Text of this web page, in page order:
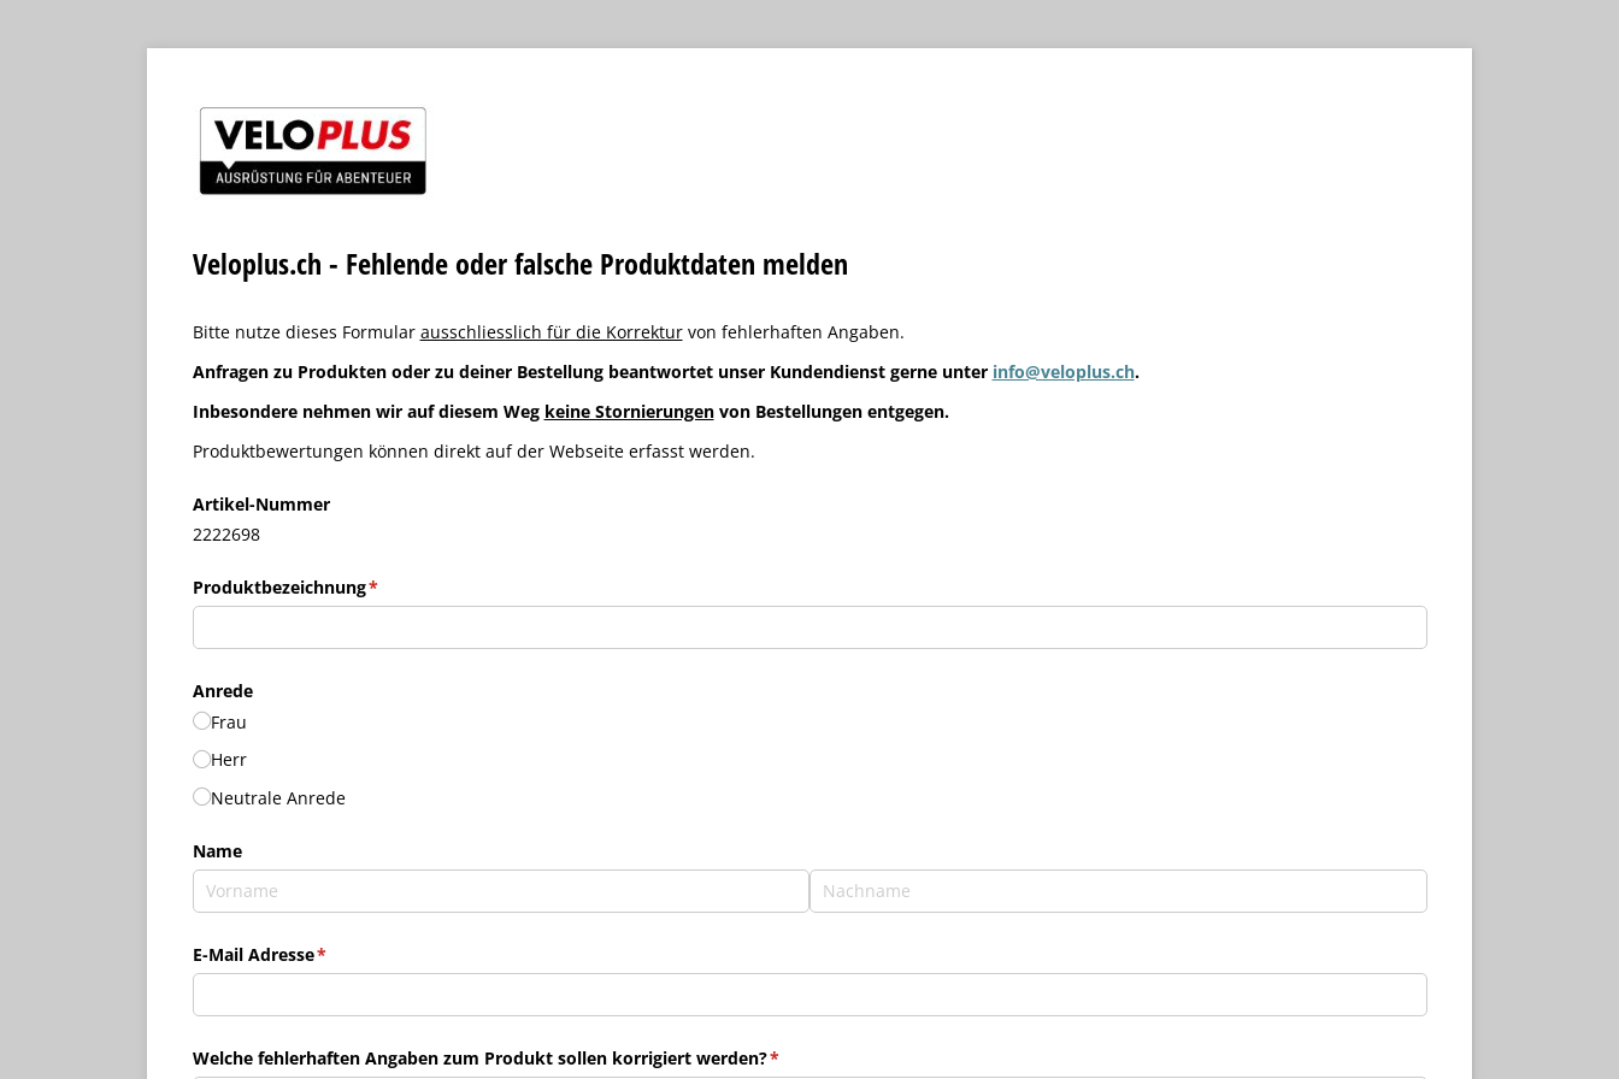
Veloplus.ch - Fehlende oder falsche Produktdaten melden
Bitte nutze dieses Formular ausschliesslich für die Korrekturvon fehlerhaften Angaben.
Anfragen zu Produkten oder zu deiner Bestellung beantwortet unser Kundendienst gerne unter info@veloplus.ch.
Inbesondere nehmen wir auf diesem Weg keine Stornierungenvon Bestellungen entgegen.
Produktbewertungen können direkt auf der Webseite erfasst werden.
Artikel-Nummer
2222698
Produktbezeichnung*
(erforderlich)
Anrede
Frau
Herr
Neutrale Anrede
Name
E-Mail Adresse*
(erforderlich)
Welche fehlerhaften Angaben zum Produkt sollen korrigiert werden?*
(erforderlich)